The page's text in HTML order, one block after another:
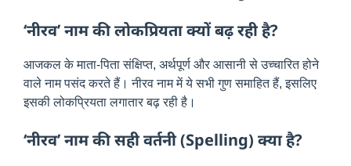
‘नीरव’ नाम की लोकप्रियता क्यों बढ़ रही है?
आजकल के माता-पिता संक्षिप्त, अर्थपूर्ण और आसानी से उच्चारित होने
वाले नाम पसंद करते हैं। नीरव नाम में ये सभी गुण समाहित हैं, इसलिए
इसकी लोकप्रियता लगातार बढ़ रही है।
‘नीरव’ नाम की सही वर्तनी (Spelling) क्या है?